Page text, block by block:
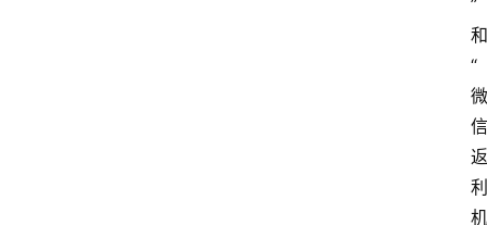
”
和
“
微
信
返
利
机